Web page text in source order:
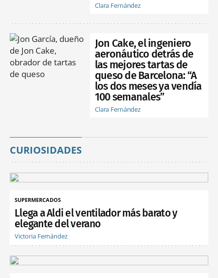
Clara Fernández
Jon Cake, el ingeniero
aeronáutico detrás de
las mejores tartas de
queso de Barcelona: “A
los dos meses ya vendía
100 semanales”
Clara Fernández
CURIOSIDADES
SUPERMERCADOS
Llega a Aldi el ventilador más barato y
elegante del verano
Victoria Fernández